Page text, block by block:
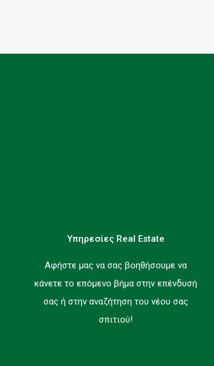
Υπηρεσίες Real Estate
Αφήστε μας να σας βοηθήσουμε να
κάνετε το επόμενο βήμα στην επένδυσή
σας ή στην αναζήτηση του νέου σας
σπιτιού!